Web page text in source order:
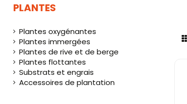
PLANTES
Plantes oxygénantes
Plantes immergées
Plantes de rive et de berge
Plantes flottantes
Substrats et engrais
Accessoires de plantation